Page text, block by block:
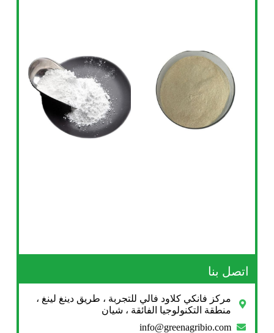
اتصل بنا
مركز فانكي كلاود فالي للتجربة ، طريق دينغ لينغ ،
منطقة التكنولوجيا الفائقة ، شيان
info@greenagribio.com